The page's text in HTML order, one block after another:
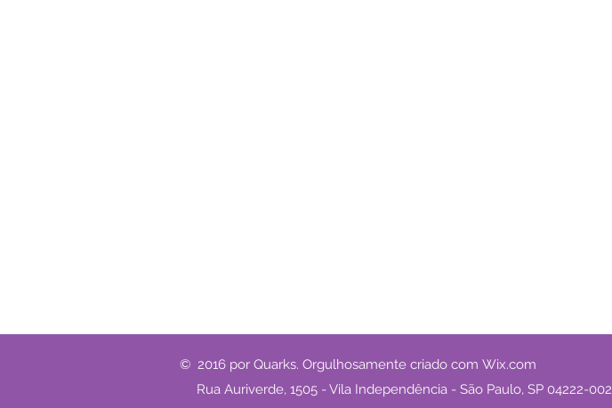
© 2016 por Quarks. Orgulhosamente criado com Wix.com
Rua Auriverde, 1505 - Vila Independência - São Paulo, SP 04222-002